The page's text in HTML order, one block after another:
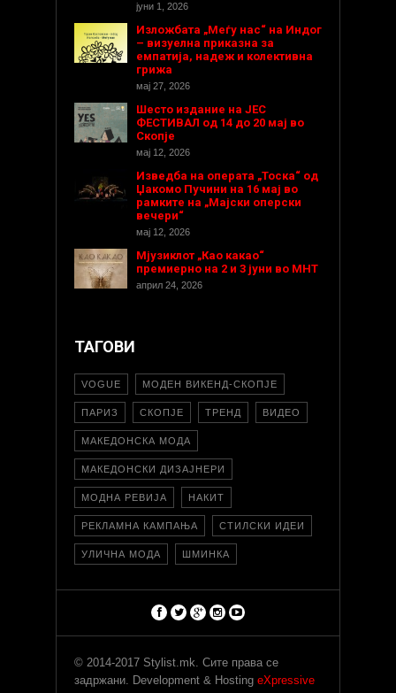
јуни 1, 2026
Изложбата „Меѓу нас“ на Индог
– визуелна приказна за
емпатија, надеж и колективна
грижа
мај 27, 2026
Шесто издание на ЈЕС
ФЕСТИВАЛ од 14 до 20 мај во
Скопје
мај 12, 2026
Изведба на операта „Тоска“ од
Џакомо Пучини на 16 мај во
рамките на „Мајски оперски
вечери“
мај 12, 2026
Мјузиклот „Као какао“
премиерно на 2 и 3 јуни во МНТ
април 24, 2026
ТАГОВИ
VOGUE МОДЕН ВИКЕНД-СКОПЈЕ
ПАРИЗ СКОПЈЕ ТРЕНД ВИДЕО
МАКЕДОНСКА МОДА
МАКЕДОНСКИ ДИЗАЈНЕРИ
МОДНА РЕВИЈА НАКИТ
РЕКЛАМНА КАМПАЊА СТИЛСКИ ИДЕИ
УЛИЧНА МОДА ШМИНКА
© 2014-2017 Stylist.mk. Сите права се
задржани. Development & Hosting eXpressive